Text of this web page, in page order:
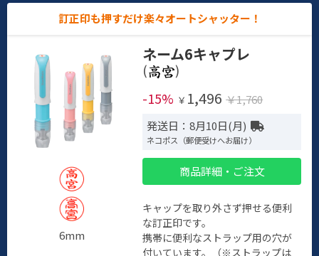
訂正印も押すだけ楽々オートシャッター！
6mm
ネーム6キャプレ
(
)
-15% ￥ 1,496 ￥1,760
発送日：8月10日(月)
ネコポス（郵便受けへお届け）
商品詳細・ご注文
キャップを取り外さず押せる便利
な訂正印です。
携帯に便利なストラップ用の穴が
付いています。（※ストラップは